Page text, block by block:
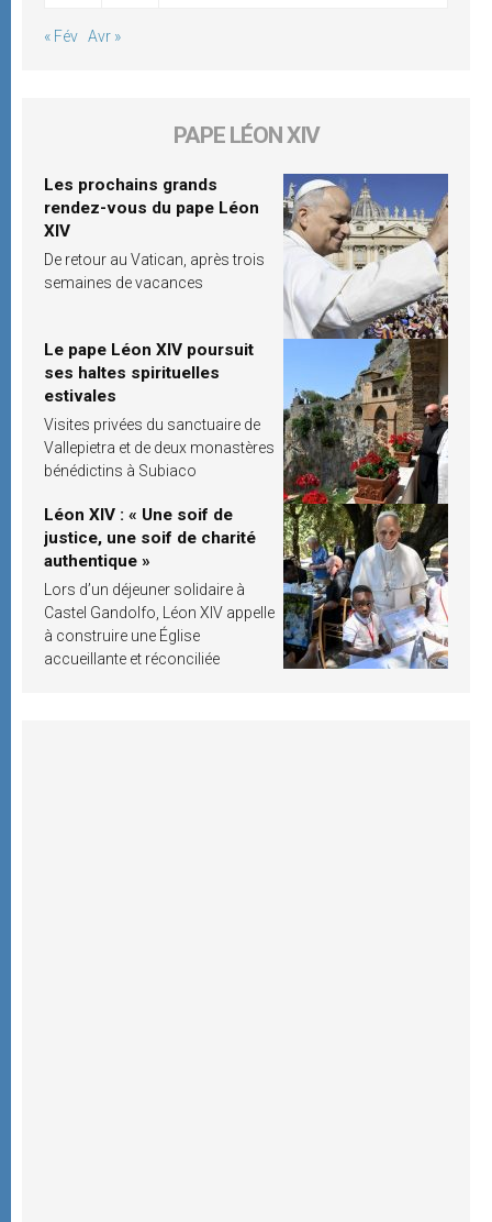
« Fév Avr »
PAPE LÉON XIV
Les prochains grands
rendez-vous du pape Léon
XIV
De retour au Vatican, après trois
semaines de vacances
Le pape Léon XIV poursuit
ses haltes spirituelles
estivales
Visites privées du sanctuaire de
Vallepietra et de deux monastères
bénédictins à Subiaco
Léon XIV : « Une soif de
justice, une soif de charité
authentique »
Lors d’un déjeuner solidaire à
Castel Gandolfo, Léon XIV appelle
à construire une Église
accueillante et réconciliée